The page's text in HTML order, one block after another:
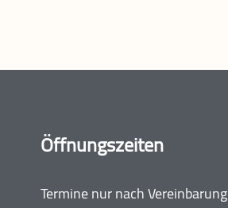
Öffnungszeiten
Termine nur nach Vereinbarung